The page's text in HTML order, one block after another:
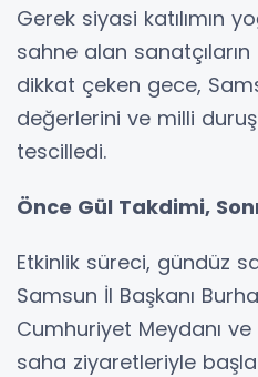
Gerek siyasi katılımın
sahne alan
dikkat çeken gece,
değerlerini ve milli
tescilledi.
Önce Gül Takdimi,
Etkinlik süreci, gündüz
Samsun İl Başkanı
Cumhuriyet Meydanı ve
saha ziyaretleriyle